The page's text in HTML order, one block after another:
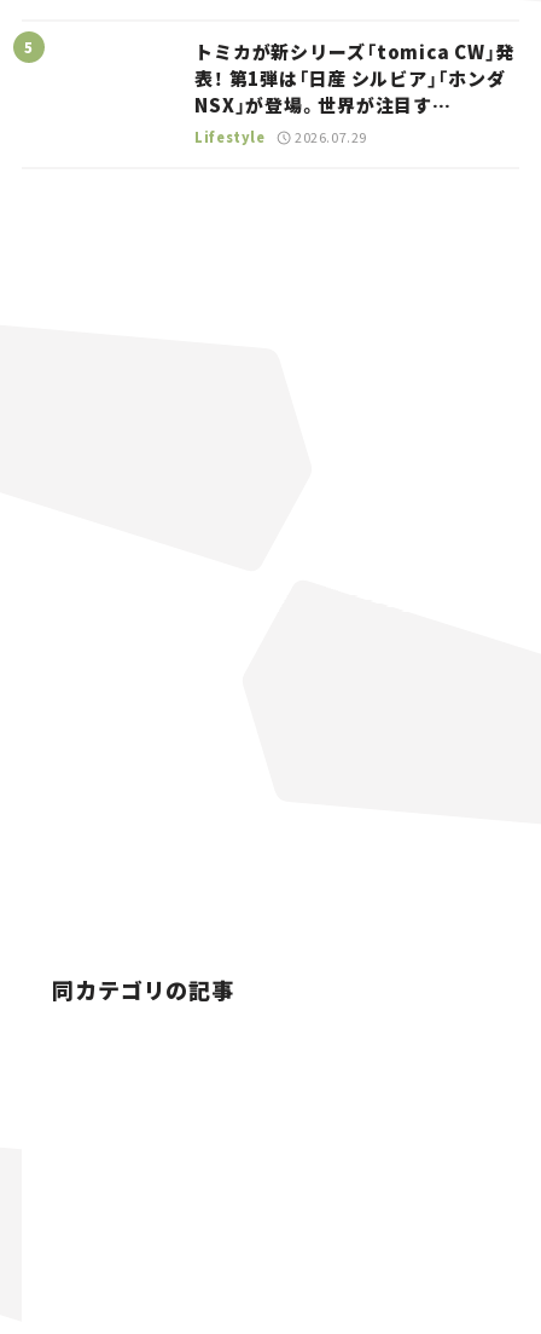
トミカが新シリーズ「tomica CW」発
表！ 第1弾は「日産 シルビア」「ホンダ
NSX」が登場。世界が注目す
る“JDM”に焦点【クルマとホビー】
Lifestyle 2026.07.29
同カテゴリの記事